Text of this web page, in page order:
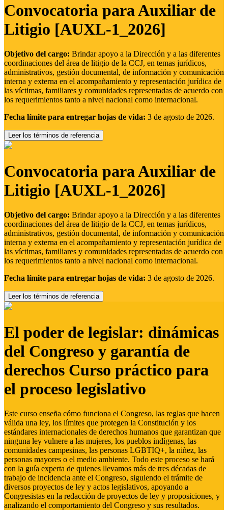
Convocatoria para Auxiliar de
Litigio [AUXL-1_2026]
Objetivo del cargo: Brindar apoyo a la Dirección y a las diferentes
coordinaciones del área de litigio de la CCJ, en temas jurídicos,
administrativos, gestión documental, de información y comunicación
interna y externa en el acompañamiento y representación jurídica de
las víctimas, familiares y comunidades representadas de acuerdo con
los requerimientos tanto a nivel nacional como internacional.
Fecha límite para entregar hojas de vida: 3 de agosto de 2026.
Leer los términos de referencia
Convocatoria para Auxiliar de
Litigio [AUXL-1_2026]
Objetivo del cargo: Brindar apoyo a la Dirección y a las diferentes
coordinaciones del área de litigio de la CCJ, en temas jurídicos,
administrativos, gestión documental, de información y comunicación
interna y externa en el acompañamiento y representación jurídica de
las víctimas, familiares y comunidades representadas de acuerdo con
los requerimientos tanto a nivel nacional como internacional.
Fecha límite para entregar hojas de vida: 3 de agosto de 2026.
Leer los términos de referencia
El poder de legislar: dinámicas
del Congreso y garantía de
derechos Curso práctico para
el proceso legislativo
Este curso enseña cómo funciona el Congreso, las reglas que hacen
válida una ley, los límites que protegen la Constitución y los
estándares internacionales de derechos humanos que garantizan que
ninguna ley vulnere a las mujeres, los pueblos indígenas, las
comunidades campesinas, las personas LGBTIQ+, la niñez, las
personas mayores o el medio ambiente. Todo este proceso se hará
con la guía experta de quienes llevamos más de tres décadas de
trabajo de incidencia ante el Congreso, siguiendo el trámite de
diversos proyectos de ley y actos legislativos, apoyando a
Congresistas en la redacción de proyectos de ley y proposiciones, y
analizando el comportamiento del Congreso y sus resultados.